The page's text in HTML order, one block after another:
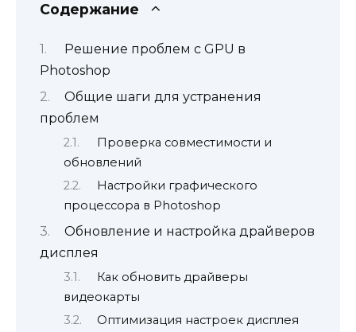
Содержание
Решение проблем с GPU в
Photoshop
Общие шаги для устранения
проблем
Проверка совместимости и
обновлений
Настройки графического
процессора в Photoshop
Обновление и настройка драйверов
дисплея
Как обновить драйверы
видеокарты
Оптимизация настроек дисплея